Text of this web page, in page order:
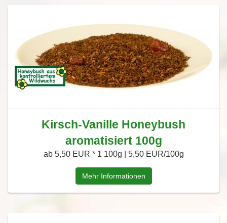
Kirsch-Vanille Honeybush
aromatisiert 100g
ab 5,50 EUR * 1 100g | 5,50 EUR/100g
Mehr Informationen